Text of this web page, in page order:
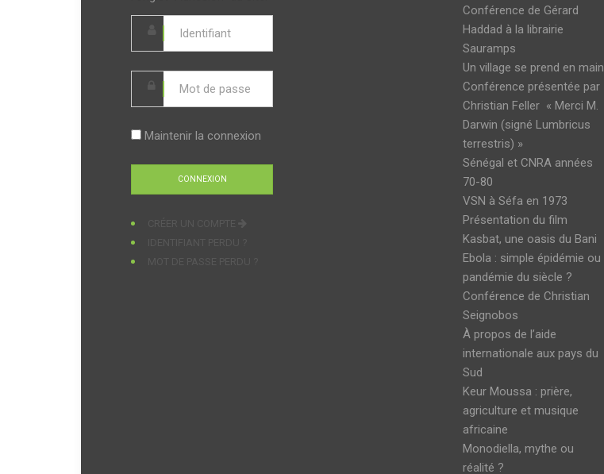
Maintenir la connexion
Conférence de Gérard
Haddad à la librairie
Sauramps
Un village se prend en main
Conférence présentée par
Christian Feller « Merci M.
Darwin (signé Lumbricus
terrestris) »
Sénégal et CNRA années
70-80
VSN à Séfa en 1973
Présentation du film
Kasbat, une oasis du Bani
Ebola : simple épidémie ou
pandémie du siècle ?
Conférence de Christian
Seignobos
À propos de l’aide
internationale aux pays du
Sud
Keur Moussa : prière,
agriculture et musique
africaine
Monodiella, mythe ou
réalité ?